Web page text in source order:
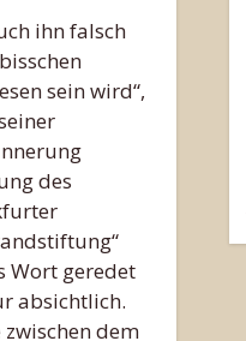
ihn falsch
sein wird“,
des
Wort geredet
absichtlich.
dem